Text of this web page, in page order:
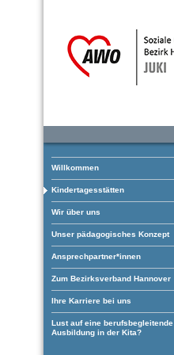
Willkommen
Kindertagesstätten
Wir über uns
Unser pädagogisches Konzept
Ansprechpartner*innen
Zum Bezirksverband Hannover
Ihre Karriere bei uns
Lust auf eine berufsbegleitende
Ausbildung in der Kita?